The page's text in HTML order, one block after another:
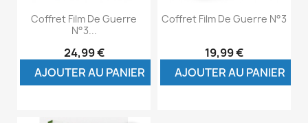
Coffret Film De Guerre
N°3...
24,99 €
AJOUTER AU PANIER
Coffret Film De Guerre N°3
19,99 €
AJOUTER AU PANIER